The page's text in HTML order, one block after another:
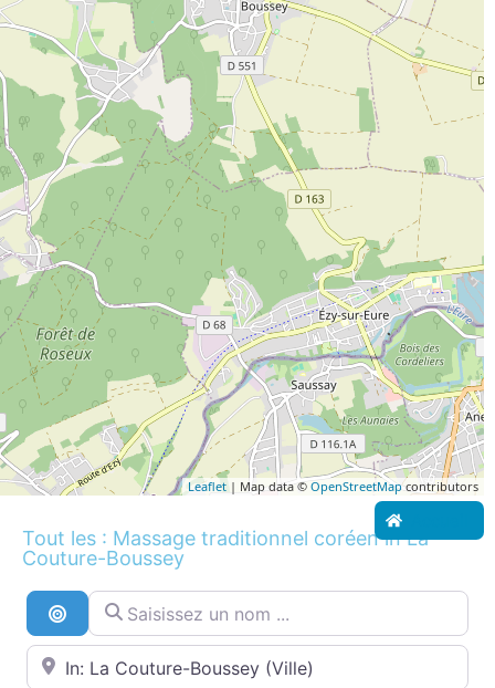
Leaflet | Map data © OpenStreetMapcontributors
Tout les : Massage traditionnel coréen in La
Couture-Boussey
Recherche par distance
Saisissez un nom ...
Proche de...